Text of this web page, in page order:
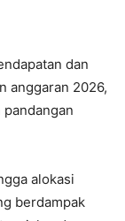
dan
anggaran 2026,
alokasi
berdampak